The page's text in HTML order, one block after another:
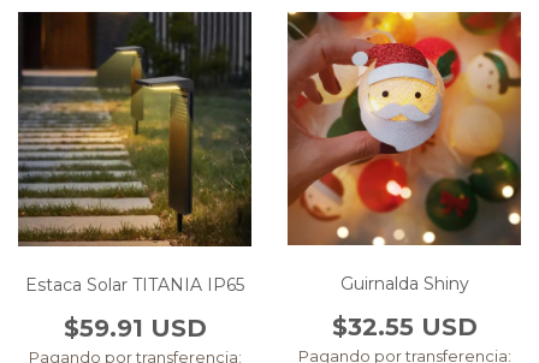
Estaca Solar TITANIA IP65
$59.91 USD
Pagando por transferencia:
Guirnalda Shiny
$32.55 USD
Pagando por transferencia: